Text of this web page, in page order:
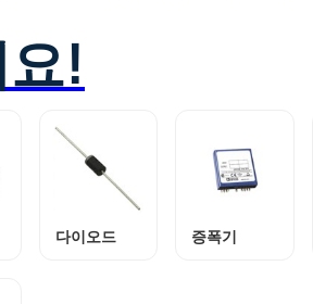
!
다이오드 증폭기